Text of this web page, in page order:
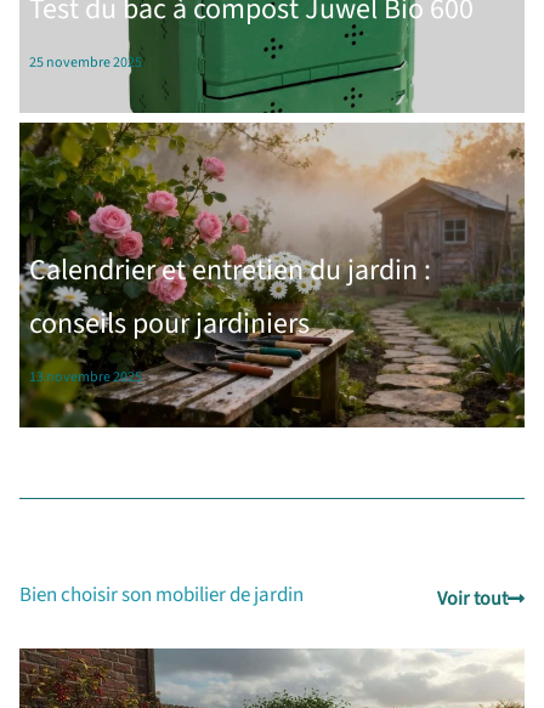
Test du bac à compost Juwel Bio 600
25 novembre 2025
Calendrier et entretien du jardin :
conseils pour jardiniers
13 novembre 2025
Bien choisir son mobilier de jardin Voir tout